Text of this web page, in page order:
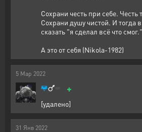
Сохрани честь при себе. Честь
Сохрани душу чистой. И тогда
сказать "я сделал всё что смог.".
А это от себя (Nikola-1982)
5 Мар 2022
+
[удалено]
31 Янв 2022